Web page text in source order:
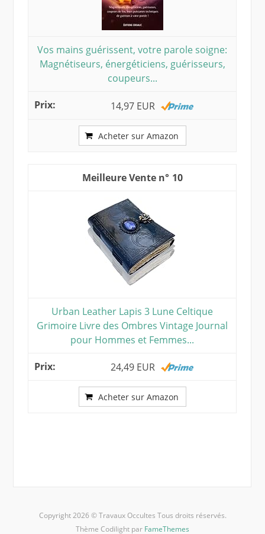
Vos mains guérissent, votre parole soigne:
Magnétiseurs, énergéticiens, guérisseurs,
coupeurs...
14,97 EUR
Acheter sur Amazon
10
Urban Leather Lapis 3 Lune Celtique
Grimoire Livre des Ombres Vintage Journal
pour Hommes et Femmes...
24,49 EUR
Acheter sur Amazon
Copyright 2026 © Travaux Occultes Tous droits réservés.
Thème Codilight par FameThemes